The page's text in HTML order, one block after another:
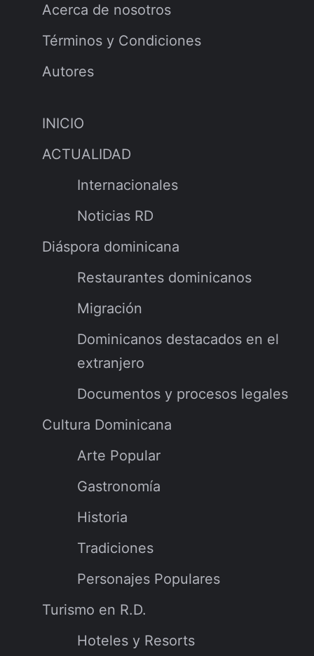
Acerca de nosotros
Términos y Condiciones
Autores
INICIO
ACTUALIDAD
Internacionales
Noticias RD
Diáspora dominicana
Restaurantes dominicanos
Migración
Dominicanos destacados en el
extranjero
Documentos y procesos legales
Cultura Dominicana
Arte Popular
Gastronomía
Historia
Tradiciones
Personajes Populares
Turismo en R.D.
Hoteles y Resorts